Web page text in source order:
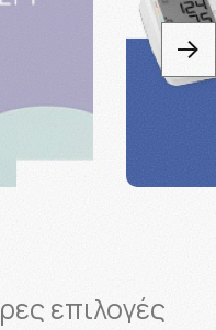
επιλογές